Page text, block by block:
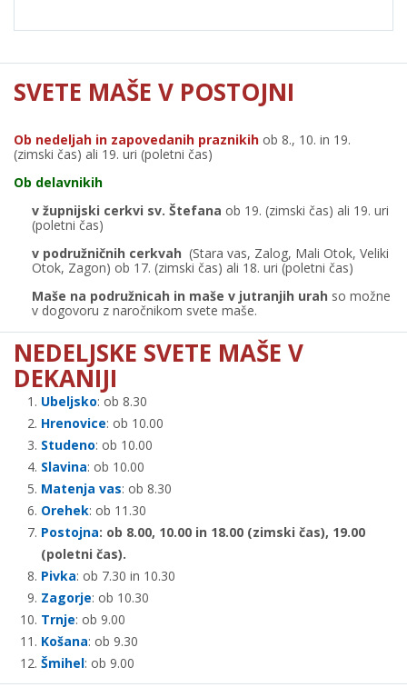
SVETE MAŠE V POSTOJNI
Ob nedeljah in zapovedanih praznikih ob 8., 10. in 19.
(zimski čas) ali 19. uri (poletni čas)
Ob delavnikih
v župnijski cerkvi sv. Štefana ob 19. (zimski čas) ali 19. uri
(poletni čas)
v podružničnih cerkvah (Stara vas, Zalog, Mali Otok, Veliki
Otok, Zagon) ob 17. (zimski čas) ali 18. uri (poletni čas)
Maše na podružnicah in maše v jutranjih urah so možne
v dogovoru z naročnikom svete maše.
NEDELJSKE SVETE MAŠE V
DEKANIJI
Ubeljsko: ob 8.30
Hrenovice: ob 10.00
Studeno: ob 10.00
Slavina: ob 10.00
Matenja vas: ob 8.30
Orehek: ob 11.30
Postojna: ob 8.00, 10.00 in 18.00 (zimski čas), 19.00
(poletni čas).
Pivka: ob 7.30 in 10.30
Zagorje: ob 10.30
Trnje: ob 9.00
Košana: ob 9.30
Šmihel: ob 9.00